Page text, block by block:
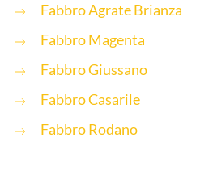
Fabbro Agrate Brianza
Fabbro Magenta
Fabbro Giussano
Fabbro Casarile
Fabbro Rodano